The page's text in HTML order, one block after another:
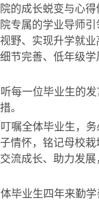
的成长蜕变与心
专属的学业导师
野、实现升学就
节完善、低年级学
每一位毕业生的
。
嘱全体毕业生，
情怀，铭记母校栽
流成长、助力发
毕业生四年来勤